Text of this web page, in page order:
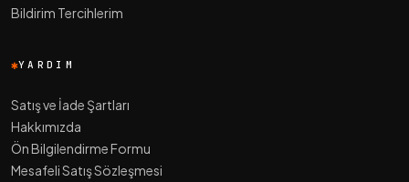
Bildirim Tercihlerim
YARDIM
Satış ve İade Şartları
Hakkımızda
Ön Bilgilendirme Formu
Mesafeli Satış Sözleşmesi